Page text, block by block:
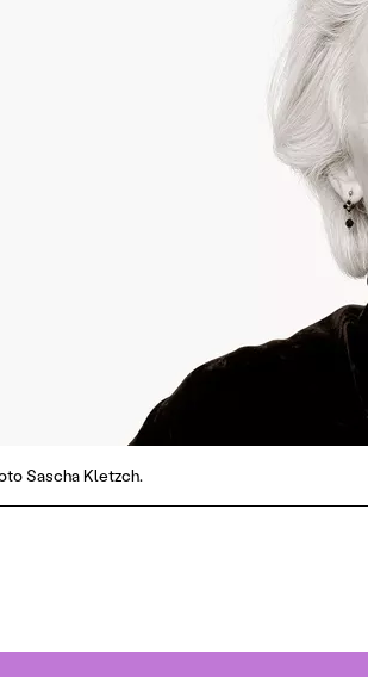
Sascha Kletzch.